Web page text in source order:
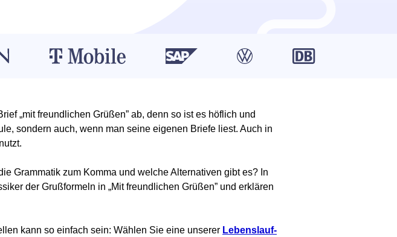
„mit freundlichen Grüßen” ab, denn so ist es höflich und
sondern auch, wenn man seine eigenen Briefe liest. Auch in
Grammatik zum Komma und welche Alternativen gibt es? In
der Grußformeln in „Mit freundlichen Grüßen” und erklären
kann so einfach sein: Wählen Sie eine unserer Lebenslauf-